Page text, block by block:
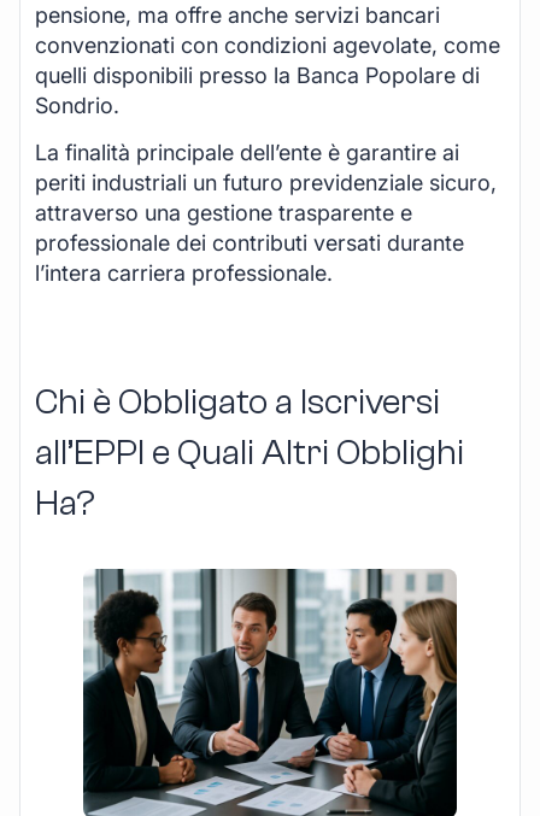
pensione, ma offre anche servizi bancari
convenzionati con condizioni agevolate, come
quelli disponibili presso la Banca Popolare di
Sondrio.
La finalità principale dell’ente è garantire ai
periti industriali un futuro previdenziale sicuro,
attraverso una gestione trasparente e
professionale dei contributi versati durante
l’intera carriera professionale.
Chi è Obbligato a Iscriversi
all’EPPI e Quali Altri Obblighi
Ha?